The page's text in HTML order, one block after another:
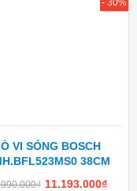
VI SÓNG BOSCH
38CM
₫ 11.193.000₫
- 30%